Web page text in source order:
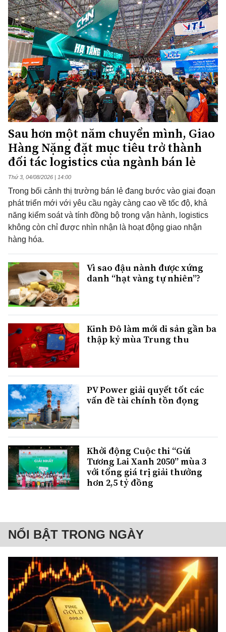
Sau hơn một năm chuyển mình, Giao
Hàng Nặng đặt mục tiêu trở thành
đối tác logistics của ngành bán lẻ
Thứ 3, 04/08/2026 | 14:00
Trong bối cảnh thị trường bán lẻ đang bước vào giai đoạn
phát triển mới với yêu cầu ngày càng cao về tốc độ, khả
năng kiểm soát và tính đồng bộ trong vận hành, logistics
không còn chỉ được nhìn nhận là hoạt động giao nhận
hàng hóa.
Vì sao đậu nành được xứng
danh “hạt vàng tự nhiên”?
Kinh Đô làm mới di sản gần ba
thập kỷ mùa Trung thu
PV Power giải quyết tốt các
vấn đề tài chính tồn đọng
Khởi động Cuộc thi “Gửi
Tương Lai Xanh 2050” mùa 3
với tổng giá trị giải thưởng
hơn 2,5 tỷ đồng
NỔI BẬT TRONG NGÀY